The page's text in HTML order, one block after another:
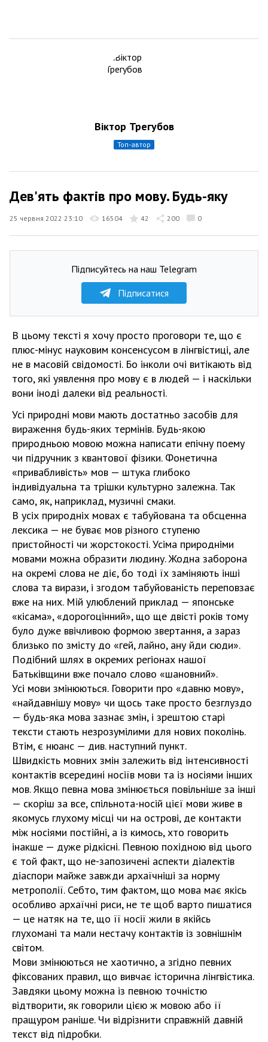
Віктор Трегубов
топ-автор
Дев'ять фактів про мову. Будь-яку
25 червня 2022 23:10 16504 42 200 0
Підписуйтесь на наш Telegram
Підписатися
В цьому тексті я хочу просто проговори те, що є
плюс-мінус науковим консенсусом в лінгвістиці, але
не в масовій свідомості. Бо інколи очі витікають від
того, які уявлення про мову є в людей — і наскільки
вони іноді далеки від реальності.
Усі природні мови мають достатньо засобів для
вираження будь-яких термінів. Будь-якою
природньою мовою можна написати епічну поему
чи підручник з квантової фізики. Фонетична
«привабливість» мов — штука глибоко
індивідуальна та трішки культурно залежна. Так
само, як, наприклад, музичні смаки.
В усіх природніх мовах є табуйована та обсценна
лексика — не буває мов різного ступеню
пристойності чи жорстокості. Усіма природніми
мовами можна образити людину. Жодна заборона
на окремі слова не діє, бо тоді їх заміняють інші
слова та вирази, і згодом табуйованість переповзає
вже на них. Мій улюблений приклад — японське
«кісама», «дорогоцінний», що ще двісті років тому
було дуже ввічливою формою звертання, а зараз
близько по змісту до «гей, лайно, ану йди сюди».
Подібний шлях в окремих регіонах нашої
Батьківщини вже почало слово «шановний».
Усі мови змінюються. Говорити про «давню мову»,
«найдавнішу мову» чи щось таке просто безглуздо
— будь-яка мова зазнає змін, і зрештою старі
тексти стають незрозумілими для нових поколінь.
Втім, є нюанс — див. наступний пункт.
Швидкість мовних змін залежить від інтенсивності
контактів всередині носіїв мови та із носіями інших
мов. Якщо певна мова змінюється повільніше за інші
— скоріш за все, спільнота-носій цієї мови живе в
якомусь глухому місці чи на острові, де контакти
між носіями постійні, а із кимось, хто говорить
інакше — дуже рідкісні. Певною похідною від цього
є той факт, що не-запозичені аспекти діалектів
діаспори майже завжди архаїчніші за норму
метрополії. Себто, тим фактом, що мова має якісь
особливо архаїчні риси, не те щоб варто пишатися
— це натяк на те, що її носії жили в якійсь
глухомані та мали нестачу контактів із зовнішнім
світом.
Мови змінюються не хаотично, а згідно певних
фіксованих правил, що вивчає історична лінгвістика.
Завдяки цьому можна із певною точністю
відтворити, як говорили цією ж мовою або її
пращуром раніше. Чи відрізнити справжній давній
текст від підробки.